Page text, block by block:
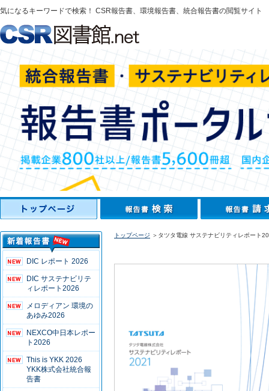
気になるキーワードで検索！ CSR報告書、環境報告書、統合報告書の閲覧サイト
DIC レポート 2026
DIC サステナビリテ
ィレポート2026
メロディアン 環境の
あゆみ2026
NEXCO中日本レポー
ト2026
This is YKK 2026
YKK株式会社統合報
告書
トップページ ＞タツタ電線 サステナビリティレポート